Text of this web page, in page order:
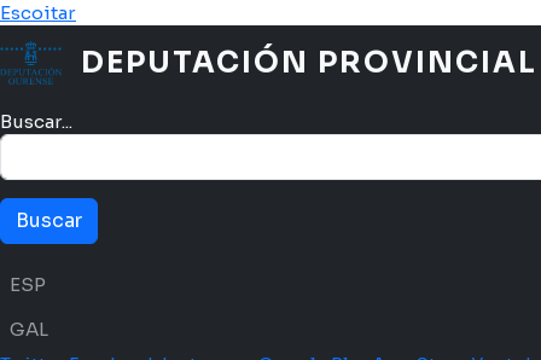
Ir o contido principal
Escoitar
DEPUTACIÓN PROVINCIAL
Buscar...
Menú idioma
ESP
GAL